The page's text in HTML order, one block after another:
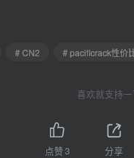
# CN2 # pacificrack性价
喜欢就支持
点赞3 分享